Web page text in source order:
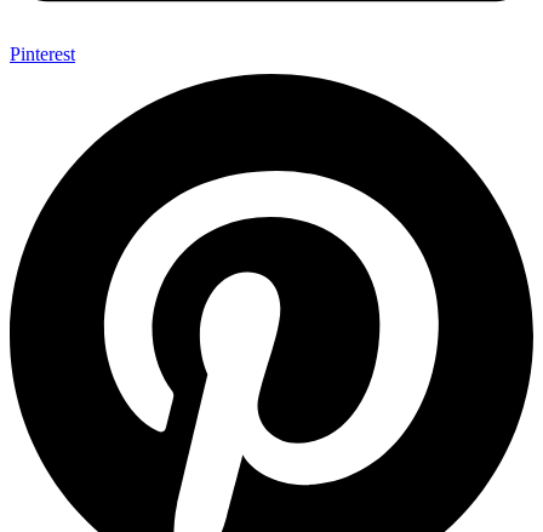
Pinterest